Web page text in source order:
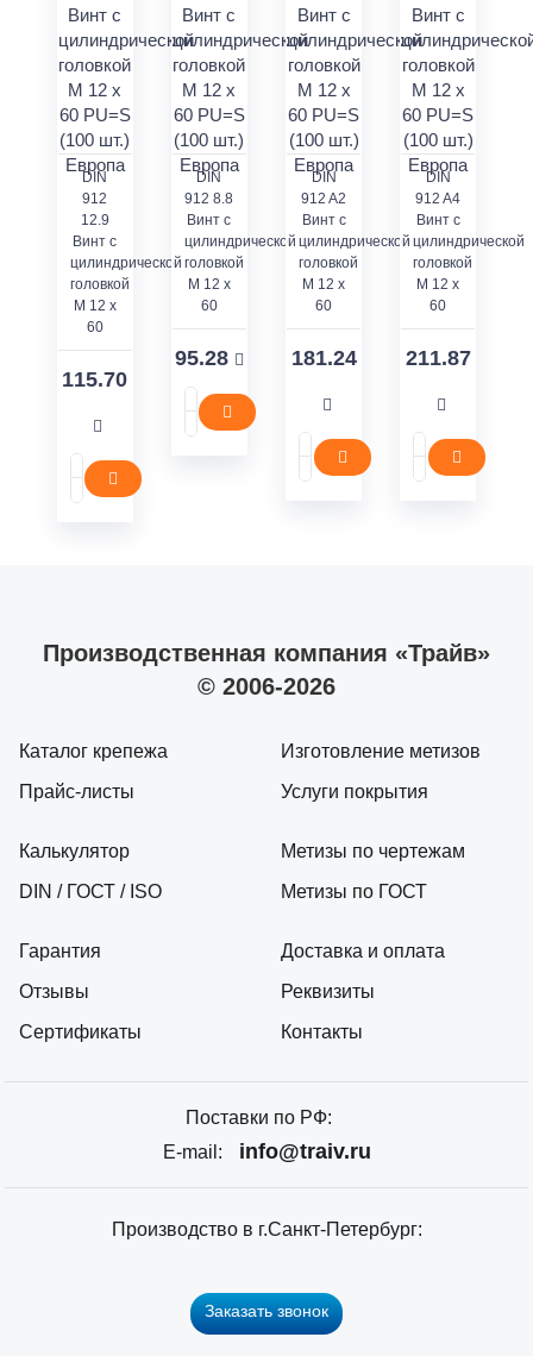
DIN
912
12.9
Винт с
цилиндрической
головкой
M 12 x
60
115.70
DIN
912 8.8
Винт с
цилиндрической
головкой
M 12 x
60
95.28
DIN
912 A2
Винт с
цилиндрической
головкой
M 12 x
60
181.24
DIN
912 A4
Винт с
цилиндрической
головкой
M 12 x
60
211.87
Производственная компания «Трайв»
© 2006-2026
Каталог крепежа
Прайс-листы
Калькулятор
DIN / ГОСТ / ISO
Гарантия
Отзывы
Сертификаты
Изготовление метизов
Услуги покрытия
Метизы по чертежам
Метизы по ГОСТ
Доставка и оплата
Реквизиты
Контакты
Поставки по РФ:
E-mail:
info@traiv.ru
Производство в г.Санкт-Петербург:
Заказать звонок